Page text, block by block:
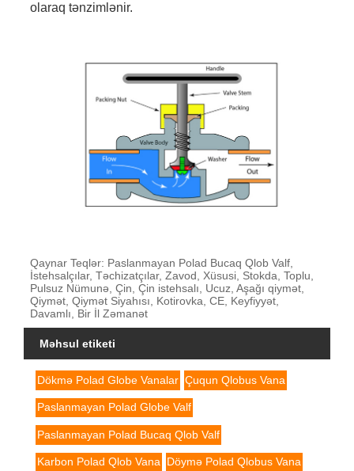
olaraq tənzimlənir.
Qaynar Teqlər: Paslanmayan Polad Bucaq Qlob Valf,
İstehsalçılar, Təchizatçılar, Zavod, Xüsusi, Stokda, Toplu,
Pulsuz Nümunə, Çin, Çin istehsalı, Ucuz, Aşağı qiymət,
Qiymət, Qiymət Siyahısı, Kotirovka, CE, Keyfiyyət,
Davamlı, Bir İl Zəmanət
Məhsul etiketi
Dökmə Polad Globe Vanalar Çuqun Qlobus Vana
Paslanmayan Polad Globe Valf
Paslanmayan Polad Bucaq Qlob Valf
Karbon Polad Qlob Vana Döymə Polad Qlobus Vana